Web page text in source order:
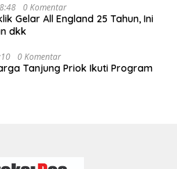
0 Komentar
Gelar All England 25 Tahun, Ini
dkk
0 Komentar
Tanjung Priok Ikuti Program